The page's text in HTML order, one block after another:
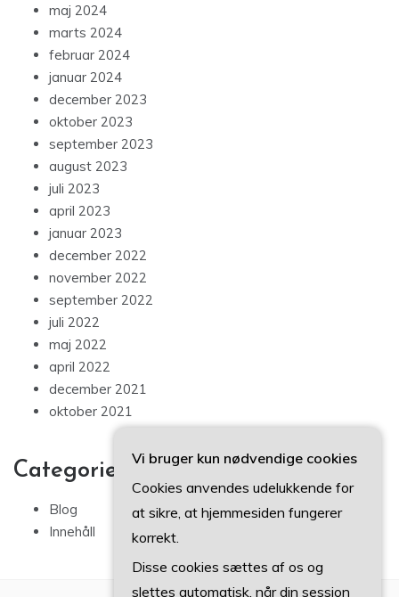
maj 2024
marts 2024
februar 2024
januar 2024
december 2023
oktober 2023
september 2023
august 2023
juli 2023
april 2023
januar 2023
december 2022
november 2022
september 2022
juli 2022
maj 2022
april 2022
december 2021
oktober 2021
Categories
Blog
Innehåll
Vi bruger kun nødvendige cookies
Cookies anvendes udelukkende for
at sikre, at hjemmesiden fungerer
korrekt.
Disse cookies sættes af os og
slettes automatisk, når din session